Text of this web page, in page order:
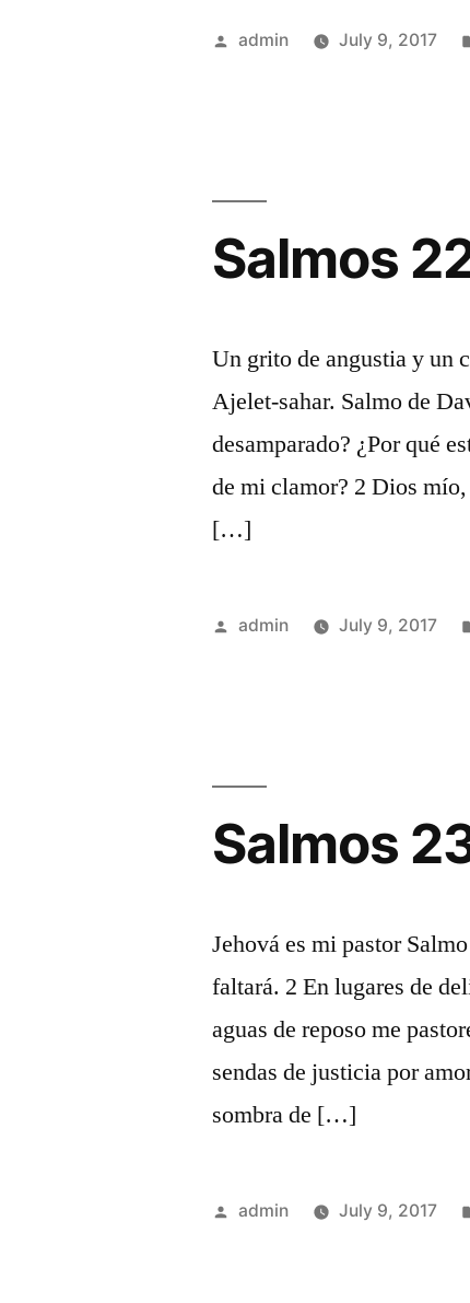
Posted
admin July 9, 2017
Salmos
Un grito de angustia y un
Ajelet-sahar. Salmo de
desamparado? ¿Por qué
de mi clamor? 2 Dios
[…]
Posted
admin July 9, 2017
Salmos
Jehová es mi pastor
faltará. 2 En lugares de
aguas de reposo me
sendas de justicia por
sombra de […]
Posted
admin July 9, 2017